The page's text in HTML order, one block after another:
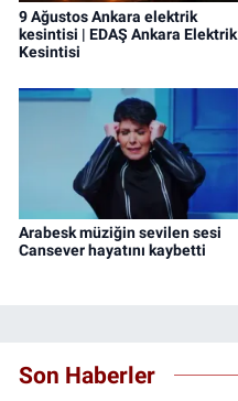
9 Ağustos Ankara elektrik
kesintisi | EDAŞ Ankara Elektrik
Kesintisi
Arabesk müziğin sevilen sesi
Cansever hayatını kaybetti
Son Haberler